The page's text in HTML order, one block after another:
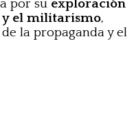
por su exploración
y el militarismo,
la propaganda y el